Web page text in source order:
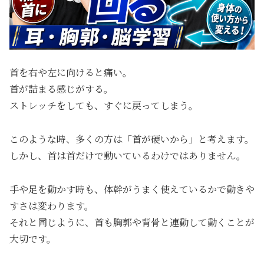
首を右や左に向けると痛い。
首が詰まる感じがする。
ストレッチをしても、すぐに戻ってしまう。
このような時、多くの方は「首が硬いから」と考えます。
しかし、首は首だけで動いているわけではありません。
手や足を動かす時も、体幹がうまく使えているかで動きや
すさは変わります。
それと同じように、首も胸郭や背骨と連動して動くことが
大切です。